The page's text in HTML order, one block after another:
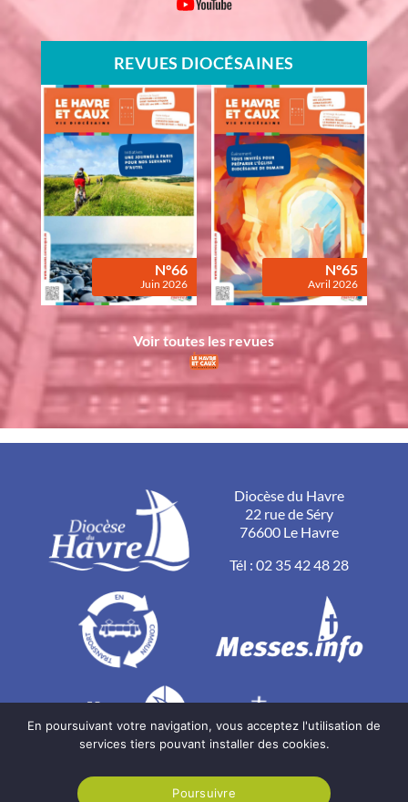
REVUES DIOCÉSAINES
N°66
Juin 2026
N°65
Avril 2026
Voir toutes les revues
Diocèse du Havre
22 rue de Séry
76600 Le Havre
Tél :02 35 42 48 28
En poursuivant votre navigation, vous acceptez l'utilisation de
services tiers pouvant installer des cookies.
Poursuivre